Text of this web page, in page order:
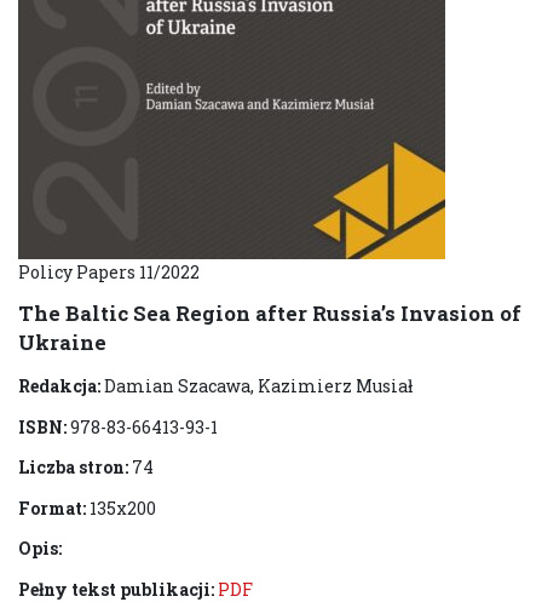
Policy Papers 11/2022
The Baltic Sea Region after Russia’s Invasion of
Ukraine
Redakcja:Damian Szacawa, Kazimierz Musiał
ISBN:978-83-66413-93-1
Liczba stron: 74
Format: 135x200
Opis:
Pełny tekst publikacji: PDF